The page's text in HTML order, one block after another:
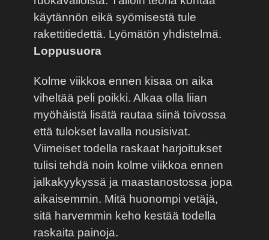
käytännön eikä syömisestä tule
rakettitiedettä. Lyömätön yhdistelmä.
Loppusuora
Kolme viikkoa ennen kisaa on aika
viheltää peli poikki. Alkaa olla liian
myöhäistä lisätä rautaa siinä toivossa
että tulokset lavalla nousisivat.
Viimeiset todella raskaat harjoitukset
tulisi tehdä noin kolme viikkoa ennen
jalkakyykyssä ja maastanostossa jopa
aikaisemmin. Mitä huonompi vetäjä,
sitä harvemmin keho kestää todella
raskaita painoja.